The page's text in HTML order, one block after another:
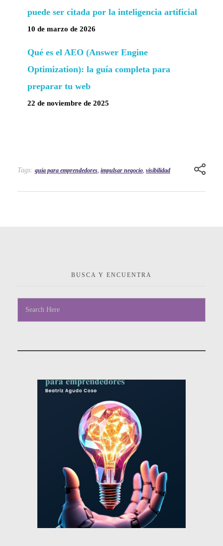
puede ser citada por la inteligencia artificial
10 de marzo de 2026
Qué es el AEO (Answer Engine
Optimization): la guía completa para
preparar tu web
22 de noviembre de 2025
Tags: guía para emprendedores impulsar negocio visibilidad
BUSCA Y ENCUENTRA